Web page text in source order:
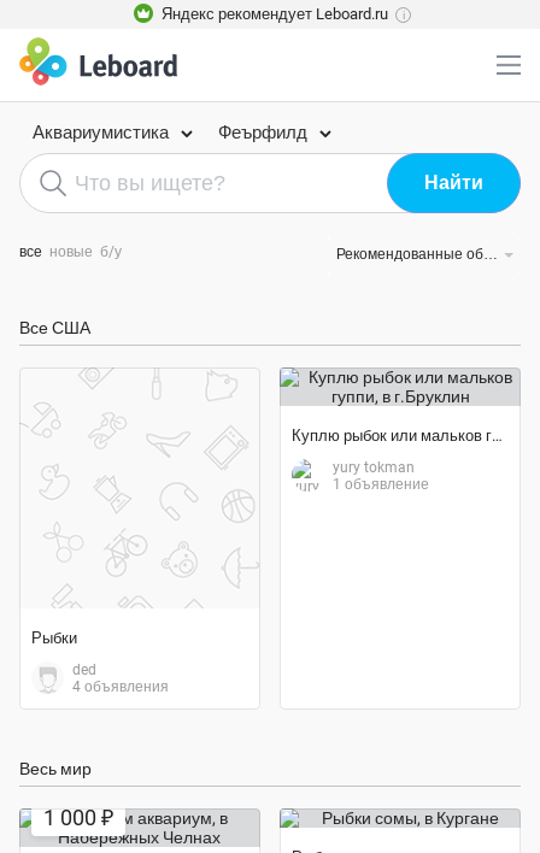
Яндекс рекомендует Leboard.ru i
Аквариумистика Феърфилд
все новые б/у Рекомендованные объявления
Все США
Рыбки
ded
4 объявления
Куплю рыбок или мальков гуппи
yury tokman
1 объявление
Весь мир
1 000 ₽